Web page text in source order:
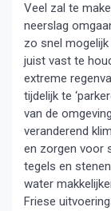
Veel zal te
neerslag
zo snel
juist vast te
extreme
tijdelijk te
van de
veranderend
en zorgen voor
tegels en
water
Friese